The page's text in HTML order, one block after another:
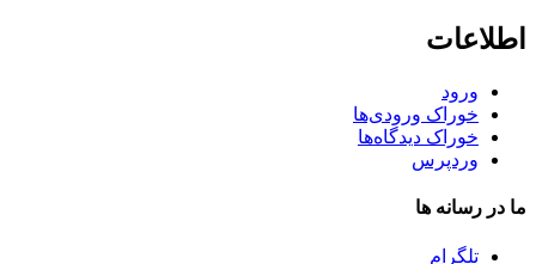
اطلاعات
ورود
خوراک ورودی‌ها
خوراک دیدگاه‌ها
وردپرس
ما در رسانه ها
تلگرام